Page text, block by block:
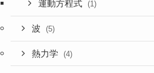
運動方程式 (1)
波 (5)
熱力学 (4)